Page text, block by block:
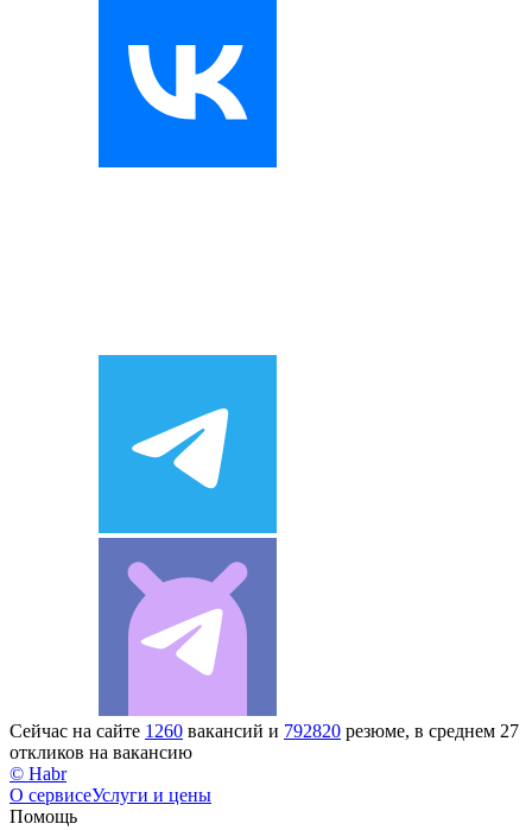
Сейчас на сайте 1260 вакансий и 792820 резюме, в среднем 27
откликов на вакансию
© Habr
О сервисеУслуги и цены
Помощь